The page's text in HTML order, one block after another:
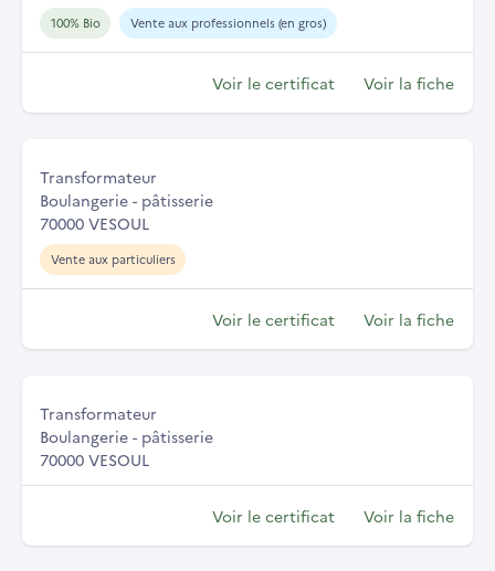
100% Bio Vente aux professionnels (en gros)
Voir le certificat Voir la fiche
Transformateur
Boulangerie - pâtisserie
70000 VESOUL
Vente aux particuliers
Voir le certificat Voir la fiche
Transformateur
Boulangerie - pâtisserie
70000 VESOUL
Voir le certificat Voir la fiche